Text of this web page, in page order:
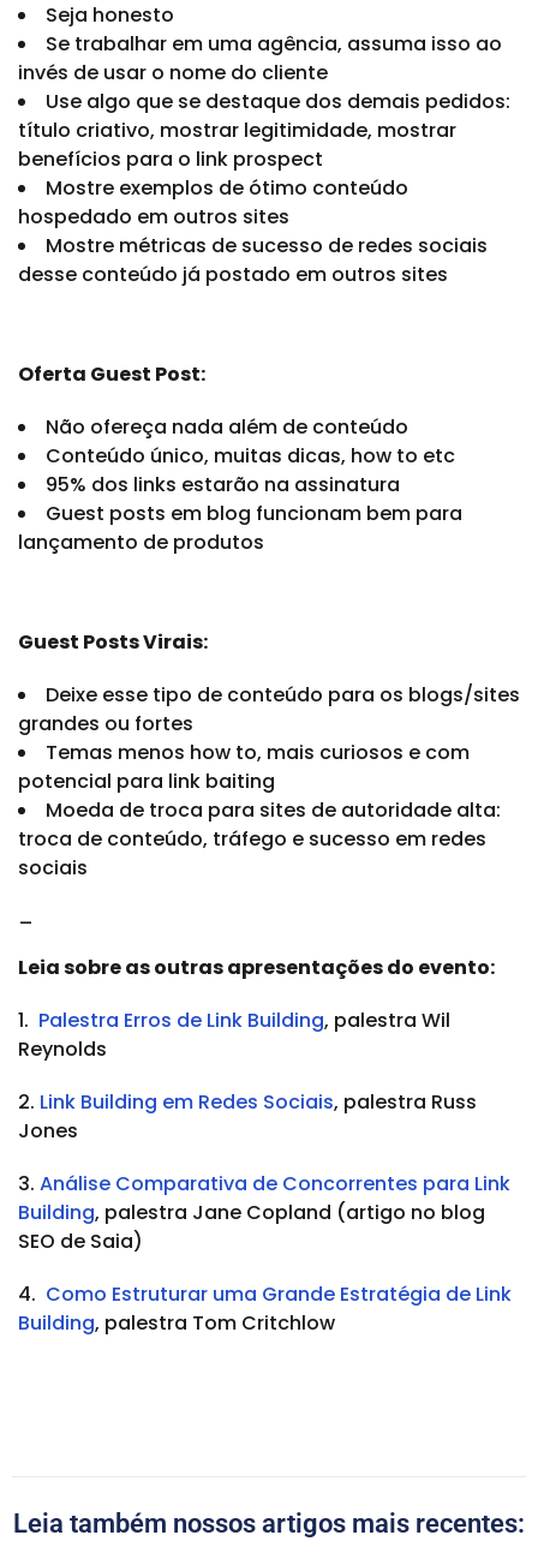
Seja honesto
Se trabalhar em uma agência, assuma isso ao
invés de usar o nome do cliente
Use algo que se destaque dos demais pedidos:
título criativo, mostrar legitimidade, mostrar
benefícios para o link prospect
Mostre exemplos de ótimo conteúdo
hospedado em outros sites
Mostre métricas de sucesso de redes sociais
desse conteúdo já postado em outros sites
Oferta Guest Post:
Não ofereça nada além de conteúdo
Conteúdo único, muitas dicas, how to etc
95% dos links estarão na assinatura
Guest posts em blog funcionam bem para
lançamento de produtos
Guest Posts Virais:
Deixe esse tipo de conteúdo para os blogs/sites
grandes ou fortes
Temas menos how to, mais curiosos e com
potencial para link baiting
Moeda de troca para sites de autoridade alta:
troca de conteúdo, tráfego e sucesso em redes
sociais
_
Leia sobre as outras apresentações do evento:
1. Palestra Erros de Link Building, palestra Wil
Reynolds
2. Link Building em Redes Sociais, palestra Russ
Jones
3. Análise Comparativa de Concorrentes para Link
Building, palestra Jane Copland (artigo no blog
SEO de Saia)
4. Como Estruturar uma Grande Estratégia de Link
Building, palestra Tom Critchlow
Leia também nossos artigos mais recentes: